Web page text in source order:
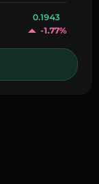
0.1943
-1.77%